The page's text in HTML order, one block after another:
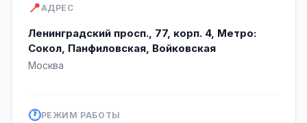
📍АДРЕС
Ленинградский просп., 77, корп. 4, Метро:
Сокол, Панфиловская, Войковская
Москва
🕐РЕЖИМ РАБОТЫ